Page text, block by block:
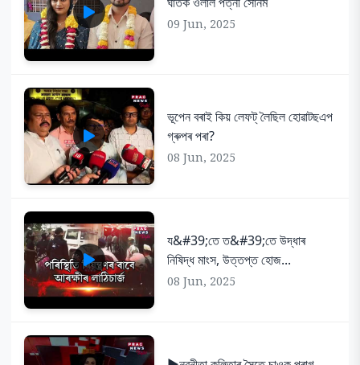
09 Jun, 2025
ভূপেন বৰাই কিয় লেফট্ লৈছিল হোৱাটছএপ
গ্ৰুপৰ পৰা?
08 Jun, 2025
য&#39;তে ত&#39;তে উদ্ধাৰ
নিষিদ্ধ মাংস, উত্তপ্ত হোজ...
08 Jun, 2025